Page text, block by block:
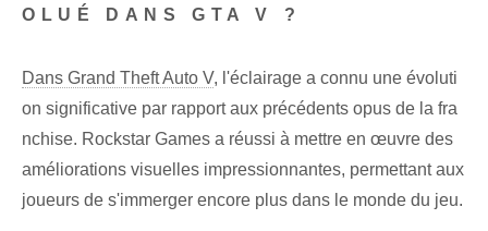
OLUÉ DANS GTA V ?
Dans Grand Theft Auto V, l'éclairage a connu une évoluti
on significative par rapport aux précédents opus de la fra
nchise. Rockstar Games a réussi à mettre en œuvre des
améliorations visuelles impressionnantes, permettant aux
joueurs de s'immerger encore plus dans le monde du jeu.